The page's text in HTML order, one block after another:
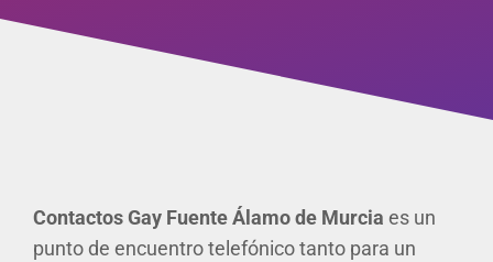
Contactos Gay Fuente Álamo de Murcia es un
punto de encuentro telefónico tanto para un